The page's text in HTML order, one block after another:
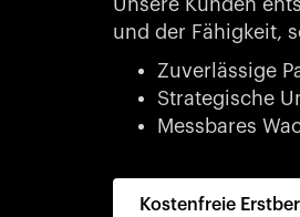
Unsere Kunden
und der Fähigkeit,
Zuverlässige
Strategische
Messbares
Kostenfreie